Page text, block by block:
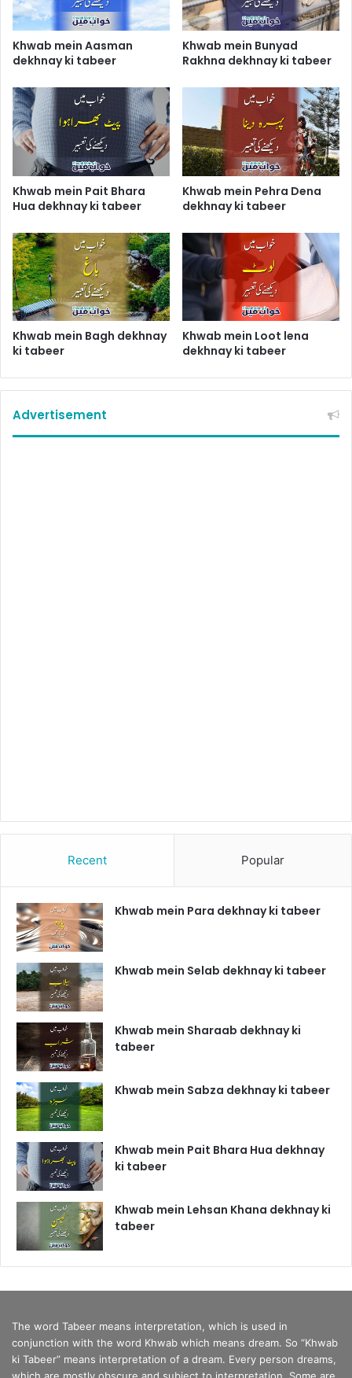
Khwab mein Aasman
dekhnay ki tabeer
Khwab mein Bunyad
Rakhna dekhnay ki tabeer
Khwab mein Pait Bhara
Hua dekhnay ki tabeer
Khwab mein Pehra Dena
dekhnay ki tabeer
Khwab mein Bagh dekhnay
ki tabeer
Khwab mein Loot lena
dekhnay ki tabeer
Advertisement
Recent Popular
Khwab mein Para dekhnay ki tabeer
Khwab mein Selab dekhnay ki tabeer
Khwab mein Sharaab dekhnay ki
tabeer
Khwab mein Sabza dekhnay ki tabeer
Khwab mein Pait Bhara Hua dekhnay
ki tabeer
Khwab mein Lehsan Khana dekhnay ki
tabeer
The word Tabeer means interpretation, which is used in
conjunction with the word Khwab which means dream. So “Khwab
ki Tabeer” means interpretation of a dream. Every person dreams,
which are mostly obscure and subject to interpretation. Some are